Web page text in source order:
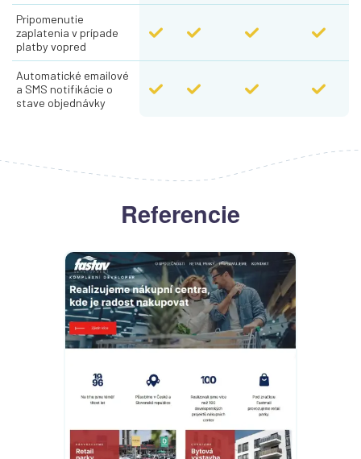
Pripomenutie
zaplatenia v prípade
platby vopred
Automatické emailové
a SMS notifikácie o
stave objednávky
Referencie